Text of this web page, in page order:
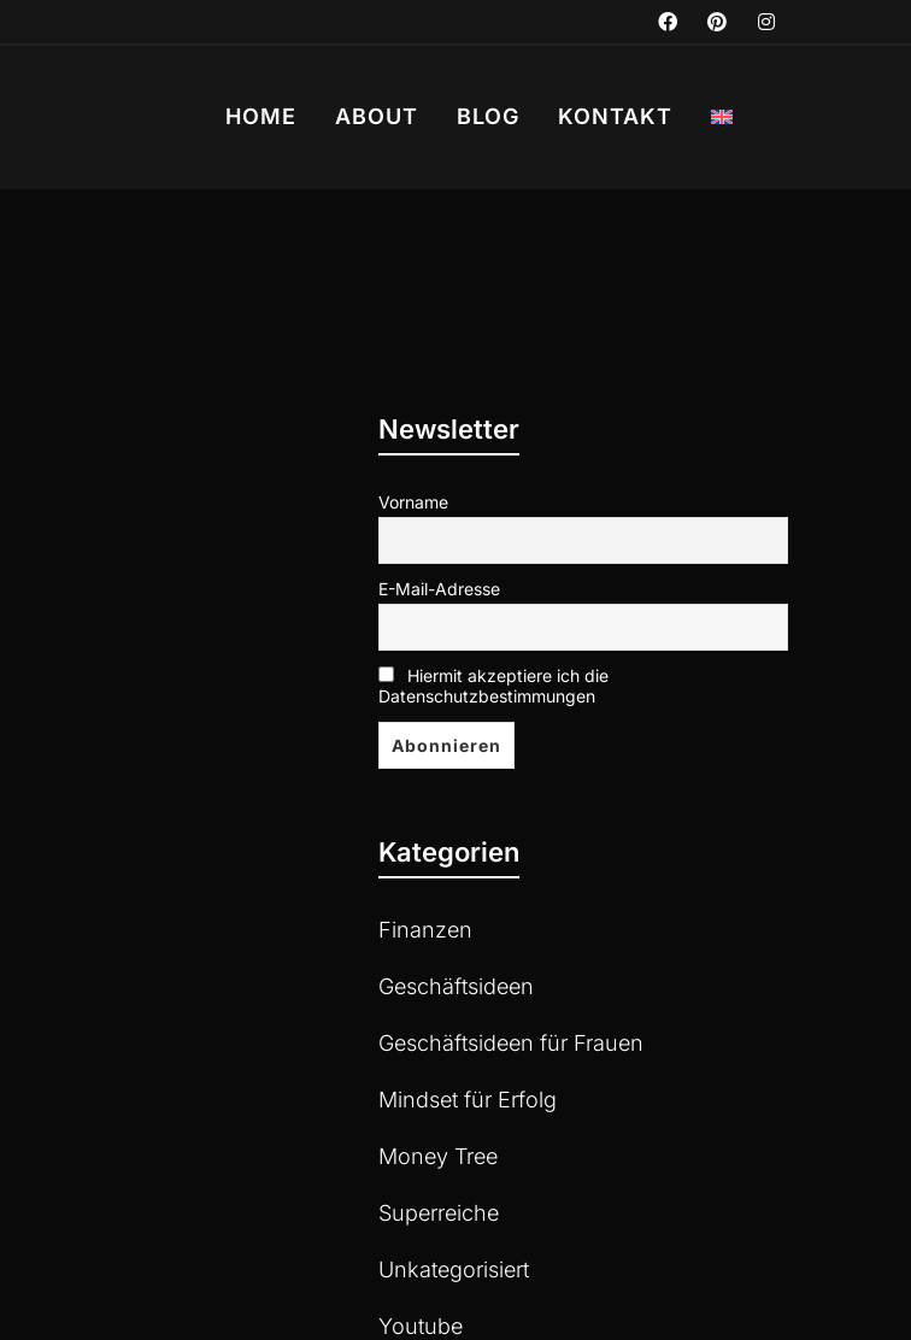
HOME ABOUT BLOG KONTAKT
Newsletter
Vorname
E-Mail-Adresse
Hiermit akzeptiere ich die
Datenschutzbestimmungen
Kategorien
Finanzen
Geschäftsideen
Geschäftsideen für Frauen
Mindset für Erfolg
Money Tree
Superreiche
Unkategorisiert
Youtube